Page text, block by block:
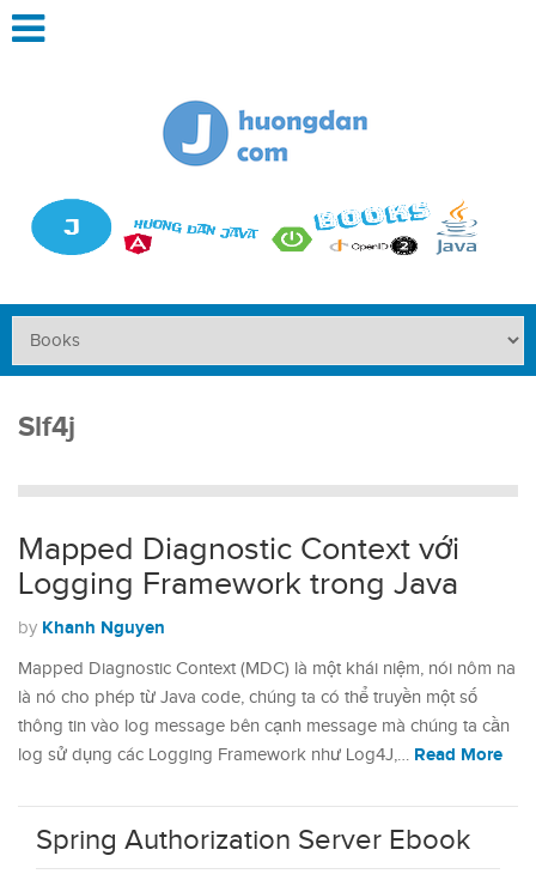
Slf4j
Mapped Diagnostic Context với
Logging Framework trong Java
by Khanh Nguyen
Mapped Diagnostic Context (MDC) là một khái niệm, nói nôm na
là nó cho phép từ Java code, chúng ta có thể truyền một số
thông tin vào log message bên cạnh message mà chúng ta cần
log sử dụng các Logging Framework như Log4J,… Read More
Spring Authorization Server Ebook